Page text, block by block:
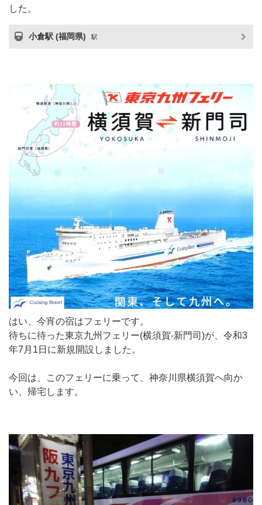
した。
小倉駅 (福岡県) 駅
はい、今宵の宿はフェリーです。
待ちに待った東京九州フェリー(横須賀-新門司)が、令和3
年7月1日に新規開設しました。
今回は、このフェリーに乗って、神奈川県横須賀へ向か
い、帰宅します。